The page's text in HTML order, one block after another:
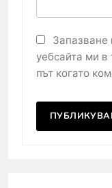
Запазване
уебсайта ми
път когато